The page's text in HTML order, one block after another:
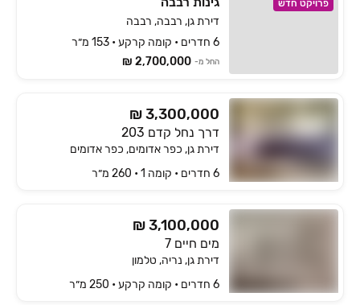
פרויקט חדש
דירת גן, רבבה, רבבה
6 חדרים • קומה קרקע • 153 מ״ר
החל מ- 2,700,000 ₪
₪ 3,300,000
דרך נחל קדם 203
דירת גן, כפר אדומים, כפר אדומים
6 חדרים • קומה ‎1‏ • 260 מ״ר
₪ 3,100,000
מים חיים 7
דירת גן, נריה, טלמון
6 חדרים • קומה ‎קרקע‏ • 250 מ״ר